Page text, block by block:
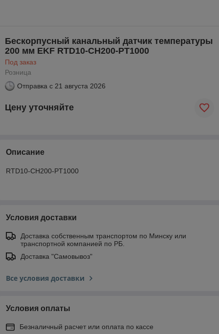
Бескорпусный канальный датчик температуры
200 мм EKF RTD10-CH200-PT1000
Под заказ
Розница
Отправка с 21 августа 2026
Цену уточняйте
Описание
RTD10-CH200-PT1000
Условия доставки
Доставка собственным транспортом по Минску или
транспортной компанией по РБ.
Доставка "Самовывоз"
Все условия доставки
Условия оплаты
Безналичный расчет или оплата по кассе